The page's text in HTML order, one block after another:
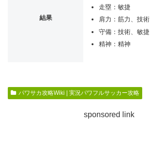
結果
走塁：敏捷
肩力：筋力、技術
守備：技術、敏捷
精神：精神
パワサカ攻略Wiki | 実況パワフルサッカー攻略
sponsored link